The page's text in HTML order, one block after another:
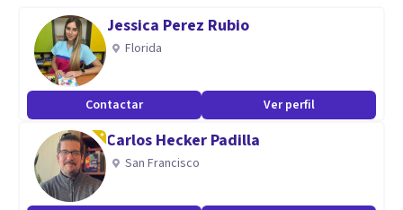
ya que compagino mi labor en la consulta privada con el
cargo de psicóloga de F.E.J.A.R. (Federación Española de
Jugadores de Azar Rehabilitados).
Otras de mis especialidades son la neuropsicología y el
ámbito forense.
Jessica Perez Rubio
Florida
Contactar Ver perfil
Carlos Hecker Padilla
San Francisco